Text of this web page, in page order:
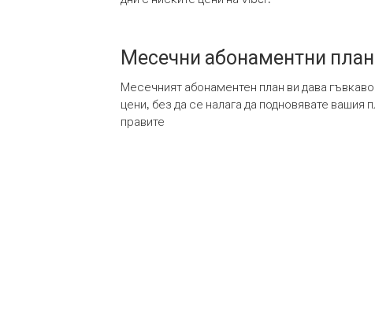
Месечни абонаментни
Месечният абонаментен план ви дава
цени, без да се налага да подновявате
правите